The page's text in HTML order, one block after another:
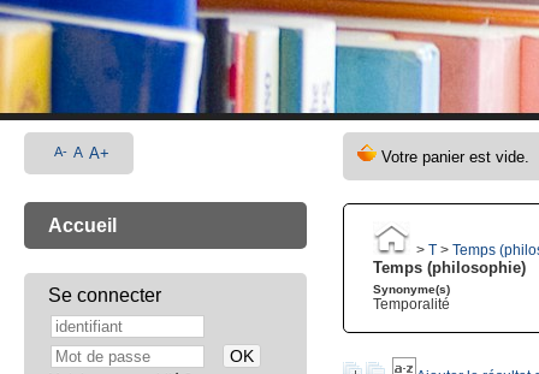
> T > Temps
Temps (philosophie)
Synonyme(s)
Temporalité
A- A A+
Accueil
Se connecter